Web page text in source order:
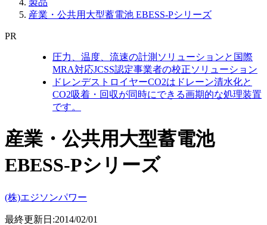
製品
産業・公共用大型蓄電池 EBESS-Pシリーズ
PR
圧力、温度、流速の計測ソリューションと国際
MRA対応JCSS認定事業者の校正ソリューション
ドレンデストロイヤーCO2はドレーン清水化と
CO2吸着・回収が同時にできる画期的な処理装置
です。
産業・公共用大型蓄電池
EBESS-Pシリーズ
(株)エジソンパワー
最終更新日:2014/02/01